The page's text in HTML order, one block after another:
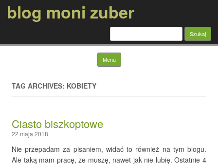
blog moni zuber
Szukaj:
Menu Skip to content
TAG ARCHIVES: KOBIETY
Ciasto biszkoptowe
22 maja 2018
Nie przepadam za pisaniem, widać to również na tym blogu.
Ale taką mam pracę, że muszę, nawet jak nie lubię. Ostatnie 4